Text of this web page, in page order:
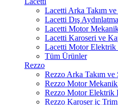
Lacetti Arka Takım
Lacetti Dış
Lacetti Motor Mekanik
Lacetti Karoseri ve
Lacetti Motor Elektrik
Tüm Ürünler
Rezzo
Rezzo Arka Takım ve
Rezzo Motor Mekanik
Rezzo Motor Elektrik
Rezzo Karoser iç